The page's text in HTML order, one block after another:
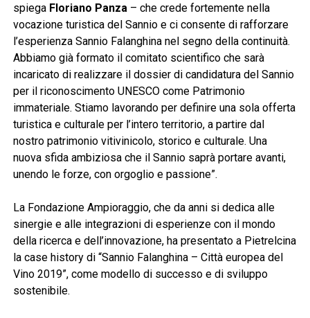
spiega Floriano Panza – che crede fortemente nella
vocazione turistica del Sannio e ci consente di rafforzare
l’esperienza Sannio Falanghina nel segno della continuità.
Abbiamo già formato il comitato scientifico che sarà
incaricato di realizzare il dossier di candidatura del Sannio
per il riconoscimento UNESCO come Patrimonio
immateriale. Stiamo lavorando per definire una sola offerta
turistica e culturale per l’intero territorio, a partire dal
nostro patrimonio vitivinicolo, storico e culturale. Una
nuova sfida ambiziosa che il Sannio saprà portare avanti,
unendo le forze, con orgoglio e passione”.
La Fondazione Ampioraggio, che da anni si dedica alle
sinergie e alle integrazioni di esperienze con il mondo
della ricerca e dell’innovazione, ha presentato a Pietrelcina
la case history di “Sannio Falanghina – Città europea del
Vino 2019”, come modello di successo e di sviluppo
sostenibile.